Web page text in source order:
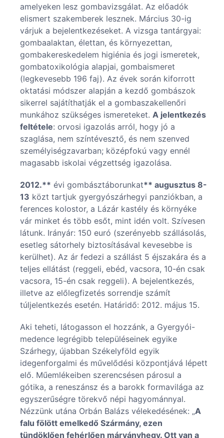
amelyeken lesz gombavizsgálat. Az előadók
elismert szakemberek lesznek. Március 30-ig
várjuk a bejelentkezéseket. A vizsga tantárgyai:
gombaalaktan, élettan, és környezettan,
gombakereskedelem higiénia és jogi ismeretek,
gombatoxikológia alapjai, gombaismeret
(legkevesebb 196 faj). Az évek során kiforrott
oktatási módszer alapján a kezdő gombászok
sikerrel sajátíthatják el a gombaszakellenőri
munkához szükséges ismereteket. A jelentkezés
feltétele: orvosi igazolás arról, hogy jó a
szaglása, nem színtévesztő, és nem szenved
személyiségzavarban; középfokú vagy ennél
magasabb iskolai végzettség igazolása.
2012.** évi gombásztáborunkat** augusztus 8-
13 közt tartjuk gyergyószárhegyi panziókban, a
ferences kolostor, a Lázár kastély és környéke
vár minket és több esőt, mint idén volt. Szívesen
látunk. Irányár: 150 euró (szerényebb szállásolás,
esetleg sátorhely biztosításával kevesebbe is
kerülhet). Az ár fedezi a szállást 5 éjszakára és a
teljes ellátást (reggeli, ebéd, vacsora, 10-én csak
vacsora, 15-én csak reggeli). A bejelentkezés,
illetve az előlegfizetés sorrendje számít
túljelentkezés esetén. Határidő: 2012. május 15.
Aki teheti, látogasson el hozzánk, a Gyergyói-
medence legrégibb településeinek egyike
Szárhegy, újabban Székelyföld egyik
idegenforgalmi és művelődési központjává lépett
elő. Műemlékeiben szerencsésen párosul a
gótika, a reneszánsz és a barokk formavilága az
egyszerűségre törekvő népi hagyománnyal.
Nézzünk utána Orbán Balázs vélekedésének: „A
falu fölött emelkedő Szármány, ezen
tündöklően fehérlően márványhegy. Ott van a